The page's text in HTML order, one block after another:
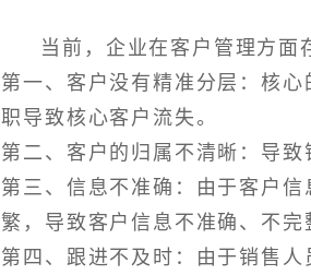
当前，企业在客户管理方面
第一、客户没有精准分层：核
职导致核心客户流失。
第二、客户的归属不清晰：导致
第三、信息不准确：由于客户
繁，导致客户信息不准确、不完
第四、跟进不及时：由于销售